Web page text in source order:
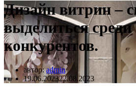
Дизайн витрин –
выделиться среди
конкурентов.
автор:admin
19.06.202322.08.2023